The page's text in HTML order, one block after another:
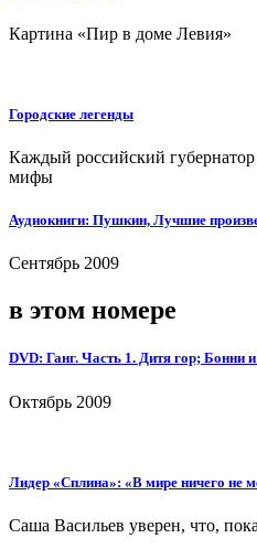
Картина «Пир в доме Левия»
Городские легенды
Каждый российский губернатор
мифы
Аудиокниги: Пушкин, Лучшие
Сентябрь 2009
в этом номере
DVD: Ганг. Часть 1. Дитя гор; Бонни
Октябрь 2009
Лидер «Сплина»: «В мире ничего не
Саша Васильев уверен, что,